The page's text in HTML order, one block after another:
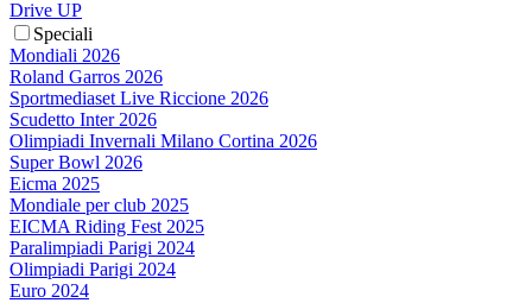
Drive UP
Speciali
Mondiali 2026
Roland Garros 2026
Sportmediaset Live Riccione 2026
Scudetto Inter 2026
Olimpiadi Invernali Milano Cortina 2026
Super Bowl 2026
Eicma 2025
Mondiale per club 2025
EICMA Riding Fest 2025
Paralimpiadi Parigi 2024
Olimpiadi Parigi 2024
Euro 2024